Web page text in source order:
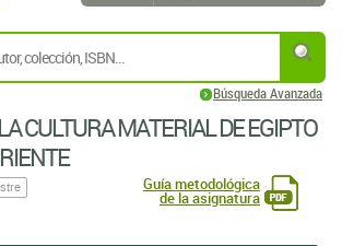
Búsqueda Avanzada
CULTURA MATERIAL DE EGIPTO
Guía metodológica
de la asignatura